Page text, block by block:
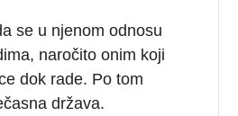
se u njenom odnosu
naročito onim koji
dok rade. Po tom
država.